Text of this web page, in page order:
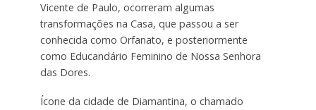
Vicente de Paulo, ocorreram algumas
transformações na Casa, que passou a ser
conhecida como Orfanato, e posteriormente
como Educandário Feminino de Nossa Senhora
das Dores.
Ícone da cidade de Diamantina, o chamado